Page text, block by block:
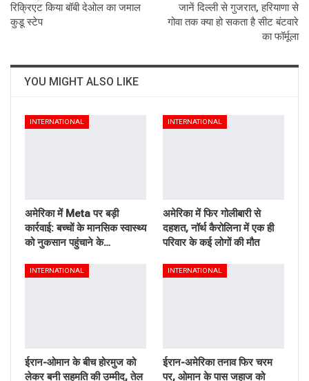
रिक्रिएट किया बॉबी देओल का जमाल
कुडू स्टेप
जानें दिल्ली से गुजरात, हरियाणा से
गोवा तक क्या हो सकता है सीट बंटवारे
का फॉर्मूला
YOU MIGHT ALSO LIKE
INTERNATIONAL
अमेरिका में Meta पर बड़ी
कार्रवाई: बच्चों के मानसिक स्वास्थ्य
को नुकसान पहुंचाने के…
INTERNATIONAL
अमेरिका में फिर गोलीबारी से
दहशत, नॉर्थ कैरोलिना में एक ही
परिवार के कई लोगों की मौत
INTERNATIONAL
ईरान-ओमान के बीच होरमुज को
लेकर बनी सहमति की उम्मीद, तेल
INTERNATIONAL
ईरान-अमेरिका तनाव फिर चरम
पर, ओमान के पास जहाज को